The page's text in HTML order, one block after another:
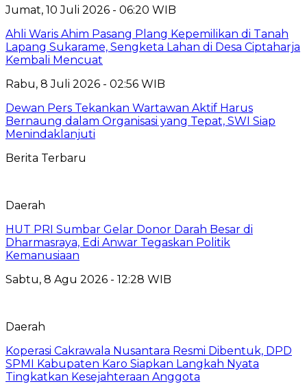
Jumat, 10 Juli 2026 - 06:20 WIB
Ahli Waris Ahim Pasang Plang Kepemilikan di Tanah
Lapang Sukarame, Sengketa Lahan di Desa Ciptaharja
Kembali Mencuat
Rabu, 8 Juli 2026 - 02:56 WIB
Dewan Pers Tekankan Wartawan Aktif Harus
Bernaung dalam Organisasi yang Tepat, SWI Siap
Menindaklanjuti
Berita Terbaru
Daerah
HUT PRI Sumbar Gelar Donor Darah Besar di
Dharmasraya, Edi Anwar Tegaskan Politik
Kemanusiaan
Sabtu, 8 Agu 2026 - 12:28 WIB
Daerah
Koperasi Cakrawala Nusantara Resmi Dibentuk, DPD
SPMI Kabupaten Karo Siapkan Langkah Nyata
Tingkatkan Kesejahteraan Anggota